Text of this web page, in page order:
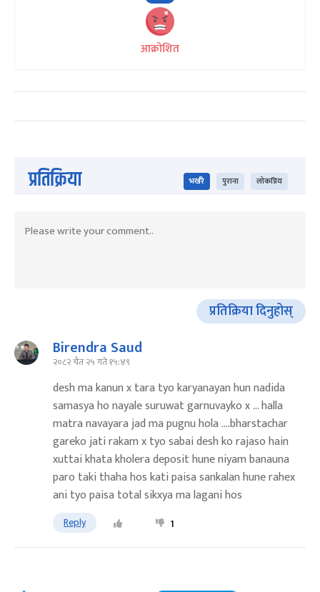
आक्रोशित
प्रतिक्रिया भर्खरै पुराना लोकप्रिय
प्रतिक्रिया दिनुहोस्
Birendra Saud
२०८२ चैत २५ गते १५:४९
desh ma kanun x tara tyo karyanayan hun nadida
samasya ho nayale suruwat garnuvayko x ... halla
matra navayara jad ma pugnu hola ....bharstachar
gareko jati rakam x tyo sabai desh ko rajaso hain
xuttai khata kholera deposit hune niyam banauna
paro taki thaha hos kati paisa sankalan hune rahex
ani tyo paisa total sikxya ma lagani hos
Reply 1